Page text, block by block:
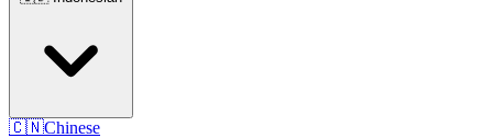
🇨🇳Chinese